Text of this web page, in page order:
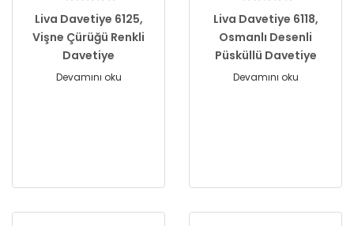
Liva Davetiye 6125,
Vişne Çürüğü Renkli
Davetiye
Devamını oku
Liva Davetiye 6118,
Osmanlı Desenli
Püsküllü Davetiye
Devamını oku